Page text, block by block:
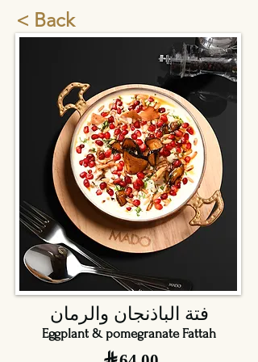
< Back
Eggplant & pomegranate Fattah
فتة الباذنجان والرمان
64.00